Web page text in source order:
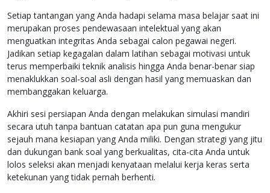
Setiap tantangan yang Anda hadapi selama masa belajar saat ini
merupakan proses pendewasaan intelektual yang akan
menguatkan integritas Anda sebagai calon pegawai negeri.
Jadikan setiap kegagalan dalam latihan sebagai motivasi untuk
terus memperbaiki teknik analisis hingga Anda benar-benar siap
menaklukkan soal-soal asli dengan hasil yang memuaskan dan
membanggakan keluarga.
Akhiri sesi persiapan Anda dengan melakukan simulasi mandiri
secara utuh tanpa bantuan catatan apa pun guna mengukur
sejauh mana kesiapan yang Anda miliki. Dengan strategi yang jitu
dan dukungan bank soal yang berkualitas, cita-cita Anda untuk
lolos seleksi akan menjadi kenyataan melalui kerja keras serta
ketekunan yang tidak pernah berhenti.